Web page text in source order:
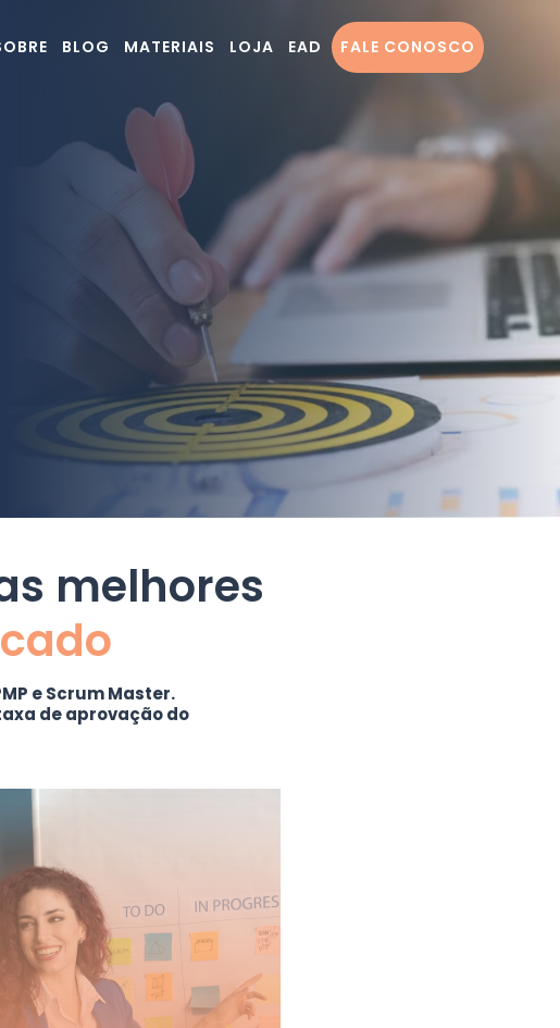
BLOG MATERIAIS LOJA EAD FALE CONOSCO
melhores
e Scrum Master.
de aprovação do